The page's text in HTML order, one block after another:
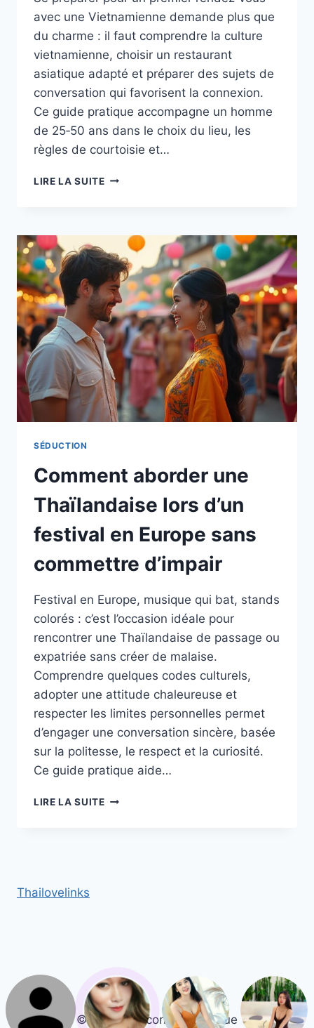
avec une Vietnamienne demande plus que
du charme : il faut comprendre la culture
vietnamienne, choisir un restaurant
asiatique adapté et préparer des sujets de
conversation qui favorisent la connexion.
Ce guide pratique accompagne un homme
de 25‑50 ans dans le choix du lieu, les
règles de courtoisie et…
LIRE LA SUITEPRÉPARER
AVEC
UNE
VIETNAMIENNE :
CHOISIR
LE
RESTAURANT
ET
LES
SUJETS
SÉDUCTION
Comment aborder une
Thaïlandaise lors d’un
festival en Europe sans
commettre d’impair
Festival en Europe, musique qui bat, stands
colorés : c’est l’occasion idéale pour
rencontrer une Thaïlandaise de passage ou
expatriée sans créer de malaise.
Comprendre quelques codes culturels,
adopter une attitude chaleureuse et
respecter les limites personnelles permet
d’engager une conversation sincère, basée
sur la politesse, le respect et la curiosité.
Ce guide pratique aide…
LIRE LA SUITECOMMENT
Thailovelinks
© 2026 Rencontre Asiatique